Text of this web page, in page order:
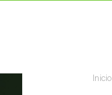
Inicio